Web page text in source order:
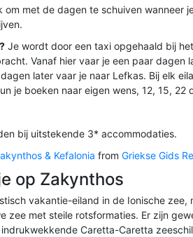
om met de dagen te schuiven wanneer
Je wordt door een taxi opgehaald bij
Vanaf hier vaar je een paar dagen
later vaar je naar Lefkas. Bij elk
je boeken naar eigen wens, 12, 15,
bij uitstekende 3* accommodaties.
& Kefalonia from Griekse Gids
op Zakynthos
vakantie-eiland in de Ionische zee,
zee met steile rotsformaties. Er zijn
Caretta-Caretta